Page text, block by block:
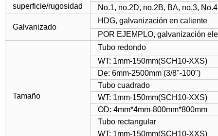
superficie/rugosidad
No.1, no.2D, no.2B, BA, no.3,
Galvanizado
HDG, galvanización en caliente
POR EJEMPLO, galvanización
Tamaño
Tubo redondo
WT: 1mm-150mm(SCH10-XXS)
De: 6mm-2500mm (3/8"-100")
Tubo cuadrado
WT: 1mm-150mm(SCH10-XXS)
OD: 4mm*4mm-800mm*800mm
Tubo rectangular
WT: 1mm-150mm(SCH10-XXS)